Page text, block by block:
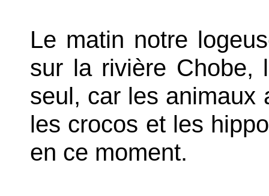
Le matin notre
sur la rivière Chobe,
seul, car les animaux
les crocos et les
en ce moment.